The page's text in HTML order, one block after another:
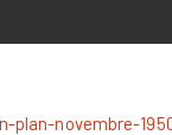
plan-novembre-